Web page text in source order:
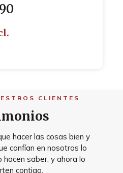
CLIENTES
hacer las cosas bien y
confían en nosotros lo
hacen saber, y ahora lo
contigo.